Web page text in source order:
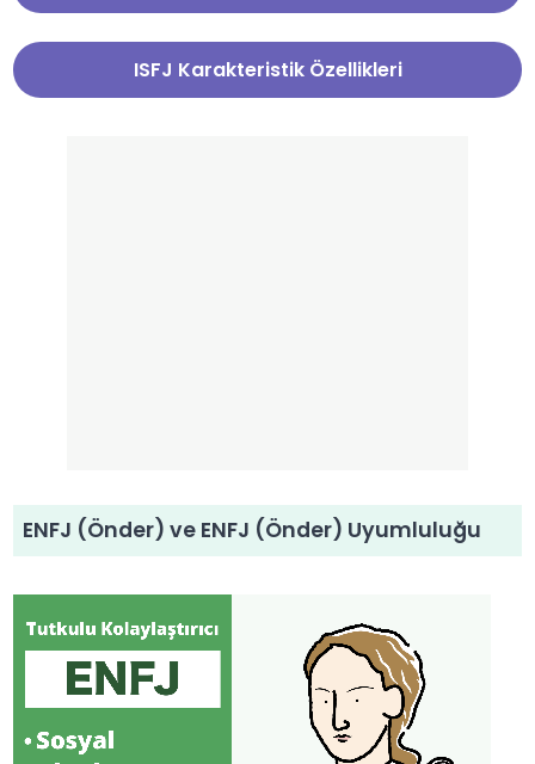
ISFJ Karakteristik Özellikleri
ENFJ (Önder) ve ENFJ (Önder) Uyumluluğu